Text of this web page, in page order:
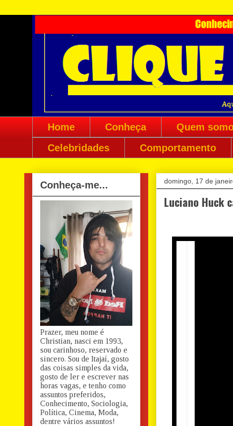
Home Conheça Quem
Celebridades
Comportamento
domingo, 17 de
Luciano Huck
Conheça-me...
Prazer, meu nome é
Christian, nasci em 1993,
sou carinhoso, reservado e
sincero. Sou de Itajaí, gosto
das coisas simples da vida,
gosto de ler e escrever nas
horas vagas, e tenho como
assuntos preferidos,
Conhecimento, Sociologia,
Política, Cinema, Moda,
dentre vários assuntos!